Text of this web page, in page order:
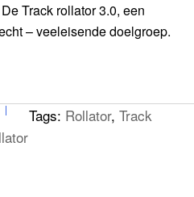
Track rollator 3.0, een
– veeleisende doelgroep.
Tags: Rollator, Track